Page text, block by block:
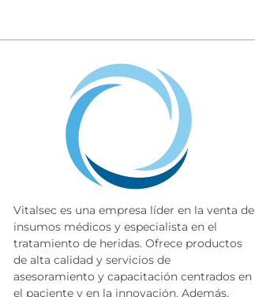
Vitalsec es una empresa líder en la venta de
insumos médicos y especialista en el
tratamiento de heridas. Ofrece productos
de alta calidad y servicios de
asesoramiento y capacitación centrados en
el paciente y en la innovación. Además,